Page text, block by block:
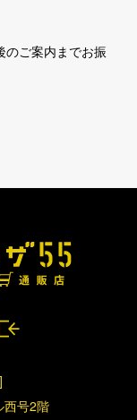
のご案内までお振
西号2階